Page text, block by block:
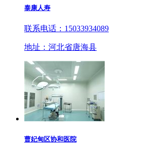
泰康人寿
联系电话：15033934089
地址：河北省唐海县
曹妃甸区协和医院